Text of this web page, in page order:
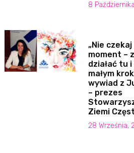
8
„Nie
moment –
działać tu
małym
wywiad z
– prezes
Ziemi
28 Września,